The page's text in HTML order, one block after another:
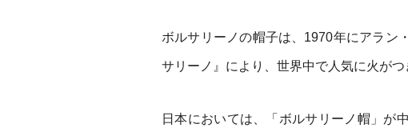
ボルサリーノの帽子は、1970年にアラン
サリーノ』により、世界中で人気に火がつ
日本においては、「ボルサリーノ帽」が